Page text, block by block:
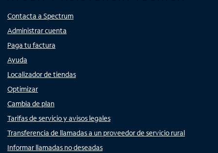
Contacta a Spectrum
Administrar cuenta
Paga tu factura
Ayuda
Localizador de tiendas
Optimizar
Cambia de plan
Tarifas de servicio y avisos legales
Transferencia de llamadas a un proveedor de servicio rural
Informar llamadas no deseadas